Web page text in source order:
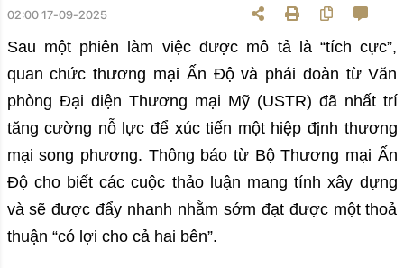
02:00 17-09-2025
Sau một phiên làm việc được mô tả là “tích cực”,
quan chức thương mại Ấn Độ và phái đoàn từ Văn
phòng Đại diện Thương mại Mỹ (USTR) đã nhất trí
tăng cường nỗ lực để xúc tiến một hiệp định thương
mại song phương. Thông báo từ Bộ Thương mại Ấn
Độ cho biết các cuộc thảo luận mang tính xây dựng
và sẽ được đẩy nhanh nhằm sớm đạt được một thoả
thuận “có lợi cho cả hai bên”.